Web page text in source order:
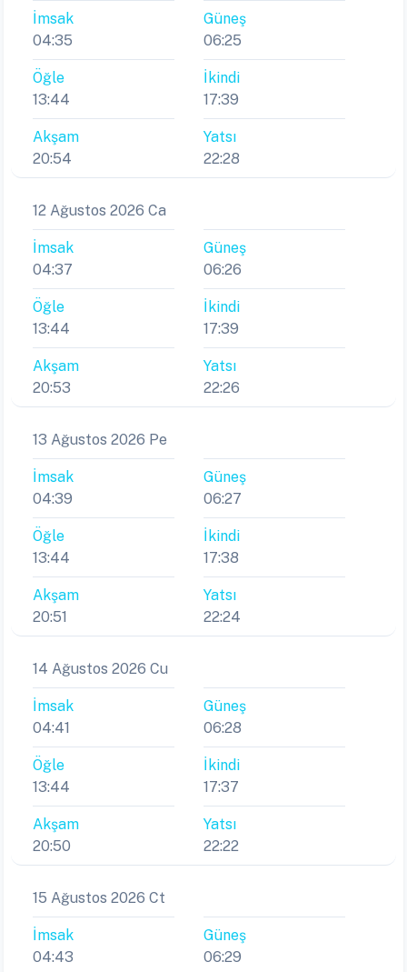
İmsak
04:35
Güneş
06:25
Öğle
13:44
İkindi
17:39
Akşam
20:54
Yatsı
22:28
12 Ağustos 2026 Ca
İmsak
04:37
Güneş
06:26
Öğle
13:44
İkindi
17:39
Akşam
20:53
Yatsı
22:26
13 Ağustos 2026 Pe
İmsak
04:39
Güneş
06:27
Öğle
13:44
İkindi
17:38
Akşam
20:51
Yatsı
22:24
14 Ağustos 2026 Cu
İmsak
04:41
Güneş
06:28
Öğle
13:44
İkindi
17:37
Akşam
20:50
Yatsı
22:22
15 Ağustos 2026 Ct
İmsak
04:43
Güneş
06:29